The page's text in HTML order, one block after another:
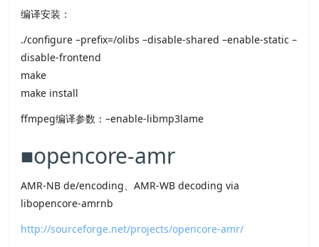
编译安装：
./configure –prefix=/olibs –disable-shared –enable-static –
disable-frontend
make
make install
ffmpeg编译参数：–enable-libmp3lame
■opencore-amr
AMR-NB de/encoding、AMR-WB decoding via
libopencore-amrnb
http://sourceforge.net/projects/opencore-amr/